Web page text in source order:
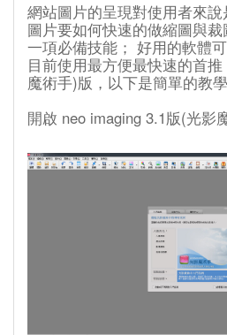
網站圖片的呈現對使用者來說
圖片要如何快速的做縮圖與
一項必備技能； 好用的軟體
目前使用最方便最快速的首
魔術手)版，以下是簡單的教學
開啟 neo imaging 3.1版(光影